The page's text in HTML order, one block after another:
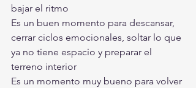
bajar el ritmo
Es un buen momento para descansar,
cerrar ciclos emocionales, soltar lo que
ya no tiene espacio y preparar el
terreno interior
Es un momento muy bueno para volver